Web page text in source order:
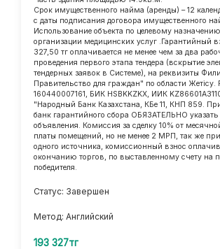
Срок имущественного найма (аренды) – 12
с даты подписания договора имущественного
Использование объекта по целевому
организации медицинских услуг .Гарантийный
327,50 тг оплачивается не менее чем за два
проведения первого этапа тендера (вскрытие
тендерных заявок в Системе), на реквизиты
Правительство для граждан" по области
160440007161, БИК HSBKKZKX, ИИК
"Народный Банк Казахстана, КБе 11, КНП 859.
банк гарантийного сбора ОБЯЗАТЕЛЬНО
объявления. Комиссия за сделку 10% от
платы помещений, но не менее 2 МРП, так же при
одного источника, комиссионный взнос
окончанию торгов, по выставленному счету на
победителя.
Статус: Завершен
Метод: Английский
193 327тг